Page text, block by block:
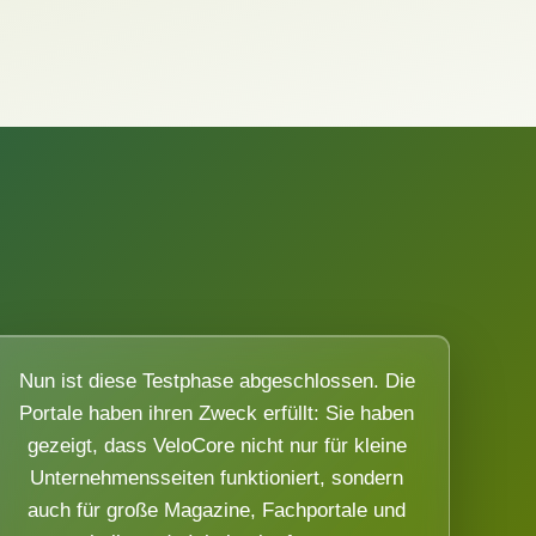
Nun ist diese Testphase abgeschlossen. Die
Portale haben ihren Zweck erfüllt: Sie haben
gezeigt, dass VeloCore nicht nur für kleine
Unternehmensseiten funktioniert, sondern
auch für große Magazine, Fachportale und